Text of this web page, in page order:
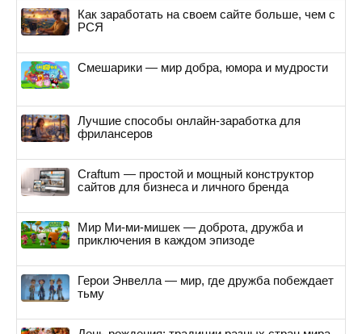
Как заработать на своем сайте больше, чем с
РСЯ
Смешарики — мир добра, юмора и мудрости
Лучшие способы онлайн-заработка для
фрилансеров
Craftum — простой и мощный конструктор
сайтов для бизнеса и личного бренда
Мир Ми-ми-мишек — доброта, дружба и
приключения в каждом эпизоде
Герои Энвелла — мир, где дружба побеждает
тьму